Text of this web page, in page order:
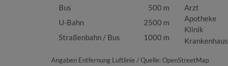
Bus
500 m
U-Bahn
2500 m
Straßenbahn / Bus
1000 m
Arzt
Apotheke
Klinik
Krankenhaus
Angaben Entfernung Luftlinie / Quelle: OpenStreetMap